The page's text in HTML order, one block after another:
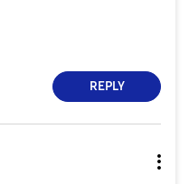
REPLY